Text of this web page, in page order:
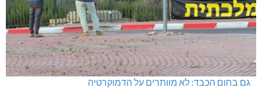
גם בחום הכבד: לא מוותרים על הדמוקרטיה